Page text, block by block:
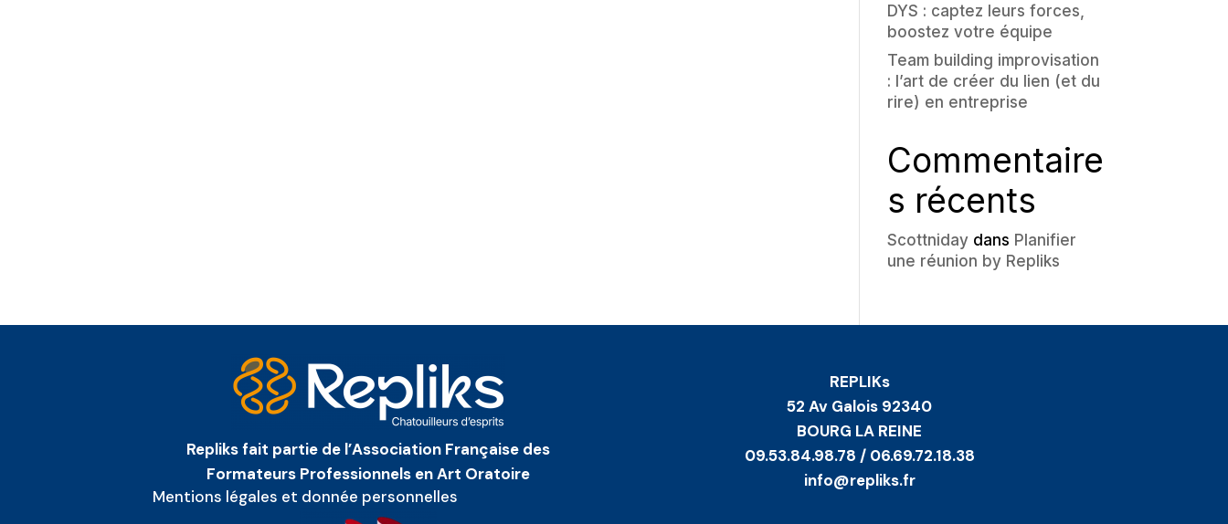
DYS : captez leurs forces,
boostez votre équipe
Team building improvisation
: l’art de créer du lien (et du
rire) en entreprise
Commentaire
s récents
Scottnidaydans Planifier
une réunion by Repliks
Repliks fait partie de l’Association Française des
Formateurs Professionnels en Art Oratoire
Mentions légales et donnée personnelles
REPLIKs
52 Av Galois 92340
BOURG LA REINE
09.53.84.98.78 / 06.69.72.18.38
info@repliks.fr